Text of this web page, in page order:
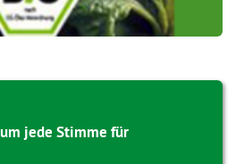
jede Stimme für